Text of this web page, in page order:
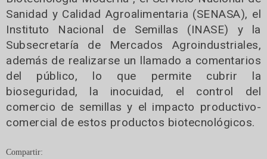
Sanidad y Calidad Agroalimentaria (SENASA), el
Instituto Nacional de Semillas (INASE) y la
Subsecretaría de Mercados Agroindustriales,
además de realizarse un llamado a comentarios
del público, lo que permite cubrir la
bioseguridad, la inocuidad, el control del
comercio de semillas y el impacto productivo-
comercial de estos productos biotecnológicos.
Compartir: